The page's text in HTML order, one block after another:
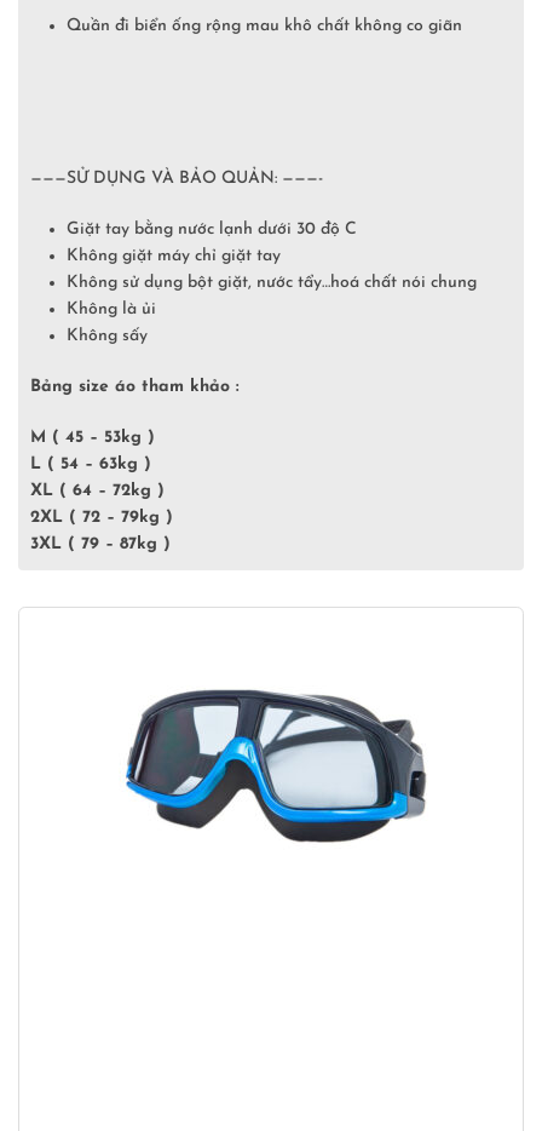
Quần đi biển ống rộng mau khô chất không co giãn
———SỬ DỤNG VÀ BẢO QUẢN: ———-
Giặt tay bằng nước lạnh dưới 30 độ C
Không giặt máy chỉ giặt tay
Không sử dụng bột giặt, nước tẩy…hoá chất nói chung
Không là ủi
Không sấy
Bảng size áo tham khảo :
M ( 45 – 53kg )
L ( 54 – 63kg )
XL ( 64 – 72kg )
2XL ( 72 – 79kg )
3XL ( 79 – 87kg )